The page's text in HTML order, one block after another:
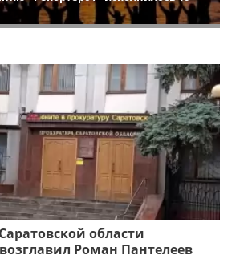
области
Роман Пантелеев